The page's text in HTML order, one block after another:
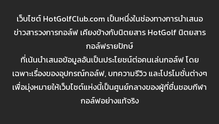
เว็บไซต์ HotGolfClub.com เป็นหนึ่งในช่องทางการนำเสนอ
ข่าวสารวงการกอล์ฟ เคียงข้างกับนิตยสาร HotGolf นิตยสาร
กอล์ฟรายปักษ์
ที่เน้นนำเสนอข้อมูลอันเป็นประโยชน์ต่อคนเล่นกอล์ฟ โดย
เฉพาะเรื่องของอุปกรณ์กอล์ฟ, บทความรีวิว และโปรโมชั่นต่างๆ
เพื่อมุ่งหมายให้เว็บไซต์แห่งนี้เป็นศูนย์กลางของผู้ที่ชื่นชอบกีฬา
กอล์ฟอย่างแท้จริง